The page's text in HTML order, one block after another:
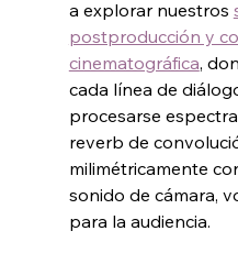
a explorar nuestros
postproducción y
cinematográfica,
cada línea de
procesarse
reverb de
milimétricamente
sonido de cámara,
para la audiencia.